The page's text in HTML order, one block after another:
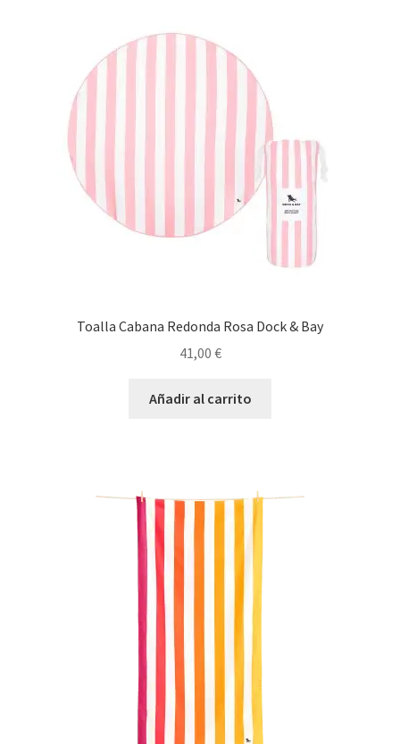
Toalla Cabana Redonda Rosa Dock & Bay
41,00 €
Añadir al carrito